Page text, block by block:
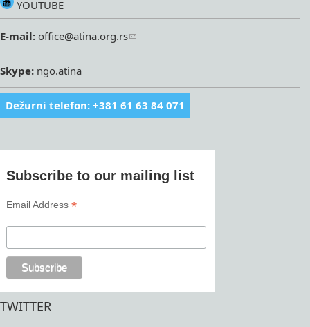
YOUTUBE
E-mail: office@atina.org.rs
Skype: ngo.atina
Dežurni telefon: +381 61 63 84 071
Subscribe to our mailing list
Email Address*
TWITTER